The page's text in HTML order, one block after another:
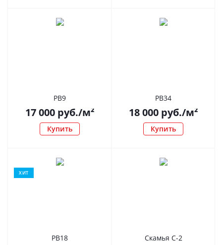
РВ9
17 000руб./м²
Купить
РВ34
18 000руб./м²
Купить
ХИТ
РВ18 Скамья С-2